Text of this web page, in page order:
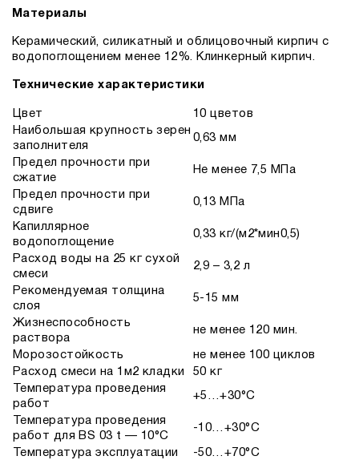
Материалы
Керамический, силикатный и облицовочный кирпич с
водопоглощением менее 12%. Клинкерный кирпич.
Технические характеристики
Цвет
10 цветов
Наибольшая крупность зерен
заполнителя
0,63 мм
Предел прочности при
сжатие
Не менее 7,5 МПа
Предел прочности при
сдвиге
0,13 МПа
Капиллярное
водопоглощение
0,33 кг/(м2*мин0,5)
Расход воды на 25 кг сухой
смеси
2,9 – 3,2 л
Рекомендуемая толщина
слоя
5-15 мм
Жизнеспособность
раствора
не менее 120 мин.
Морозостойкость
не менее 100 циклов
Расход смеси на 1м2 кладки
50 кг
Температура проведения
работ
+5…+30°С
Температура проведения
работ для BS 03 t — 10°C
-10…+30°С
Температура эксплуатации
-50…+70°С